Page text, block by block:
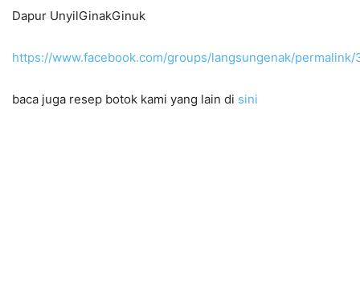
Dapur UnyilGinakGinuk
https://www.facebook.com/groups/langsungenak/
baca juga resep botok kami yang lain di sini